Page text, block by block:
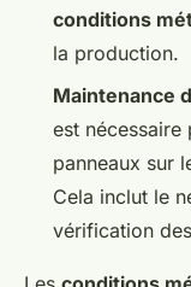
conditions
la production.
Maintenance
est
panneaux sur
Cela inclut le
vérification